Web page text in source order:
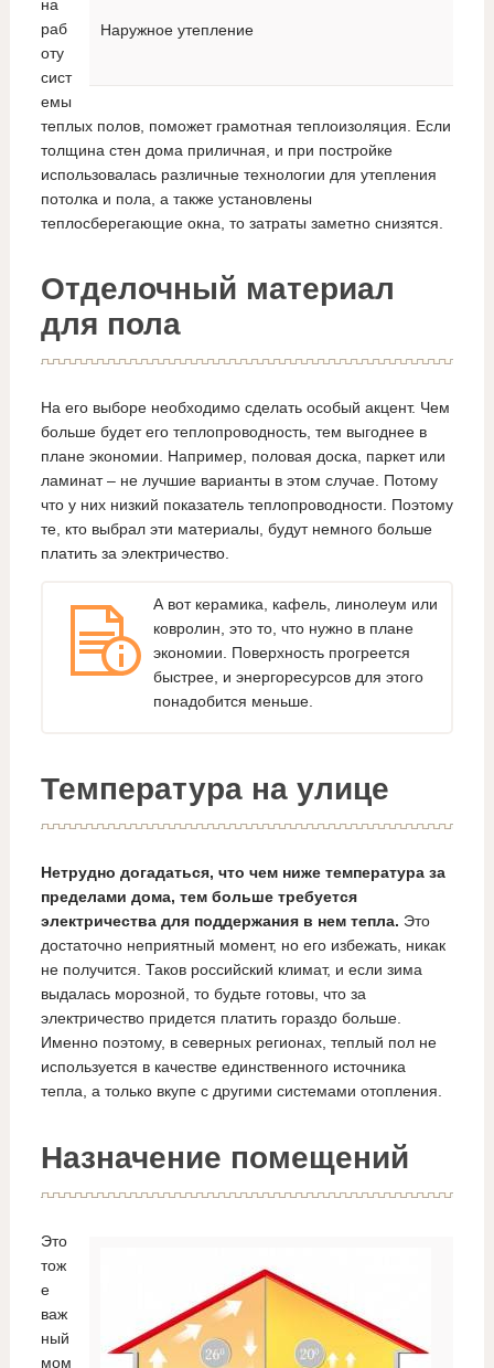
Наружное утепление
на
раб
оту
сист
емы
теплых полов, поможет грамотная теплоизоляция. Если
толщина стен дома приличная, и при постройке
использовалась различные технологии для утепления
потолка и пола, а также установлены
теплосберегающие окна, то затраты заметно снизятся.
Отделочный материал
для пола
На его выборе необходимо сделать особый акцент. Чем
больше будет его теплопроводность, тем выгоднее в
плане экономии. Например, половая доска, паркет или
ламинат – не лучшие варианты в этом случае. Потому
что у них низкий показатель теплопроводности. Поэтому
те, кто выбрал эти материалы, будут немного больше
платить за электричество.
А вот керамика, кафель, линолеум или
ковролин, это то, что нужно в плане
экономии. Поверхность прогреется
быстрее, и энергоресурсов для этого
понадобится меньше.
Температура на улице
Нетрудно догадаться, что чем ниже температура за
пределами дома, тем больше требуется
электричества для поддержания в нем тепла. Это
достаточно неприятный момент, но его избежать, никак
не получится. Таков российский климат, и если зима
выдалась морозной, то будьте готовы, что за
электричество придется платить гораздо больше.
Именно поэтому, в северных регионах, теплый пол не
используется в качестве единственного источника
тепла, а только вкупе с другими системами отопления.
Назначение помещений
Это
тож
е
важ
ный
мом